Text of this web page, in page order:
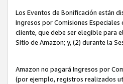
Los Eventos de Bonificación están
Ingresos por Comisiones
cliente, que debe ser elegible para
Sitio de Amazon; y, (2) durante la
Amazon no pagará Ingresos por
(por ejemplo, registros realizados